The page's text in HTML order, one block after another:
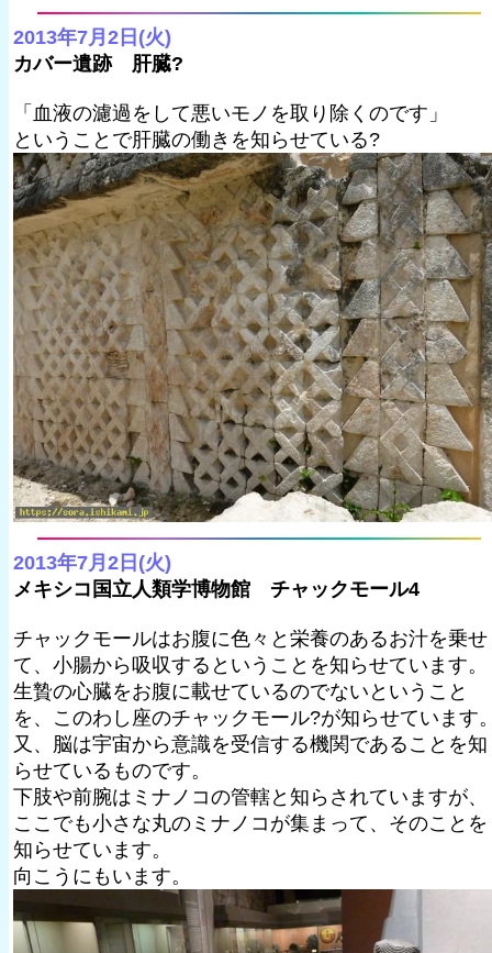
2013年7月2日(火)
カバー遺跡 肝臓?
「血液の濾過をして悪いモノを取り除くのです」
ということで肝臓の働きを知らせている?
2013年7月2日(火)
メキシコ国立人類学博物館 チャックモール4
チャックモールはお腹に色々と栄養のあるお汁を乗せ
て、小腸から吸収するということを知らせています。
生贄の心臓をお腹に載せているのでないということ
を、このわし座のチャックモール?が知らせています
又、脳は宇宙から意識を受信する機関であることを知
らせているものです。
下肢や前腕はミナノコの管轄と知らされていますが、
ここでも小さな丸のミナノコが集まって、そのことを
知らせています。
向こうにもいます。